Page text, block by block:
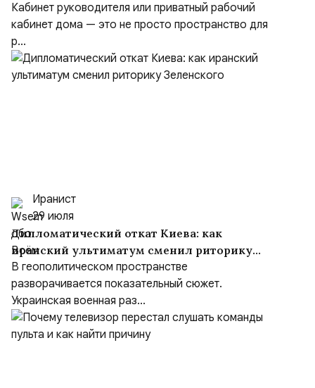
и советы
Кабинет руководителя или приватный рабочий
кабинет дома — это не просто пространство для
р...
Иранист
29 июля
Дипломатический откат Киева: как
иранский ультиматум сменил риторику
Зеленского
В геополитическом пространстве
разворачивается показательный сюжет.
Украинская военная раз...